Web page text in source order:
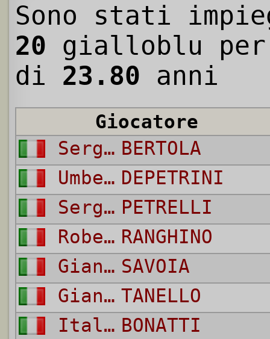
Sono stati
20 gialloblu per
di 23.80 anni
Giocatore
Sergio BERTOLA
Umberto DEPETRINI
Sergio PETRELLI
Roberto RANGHINO
Giancarlo SAVOIA
Gianni TANELLO
Italo BONATTI